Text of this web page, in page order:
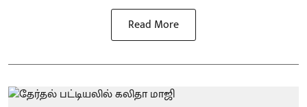
Read More